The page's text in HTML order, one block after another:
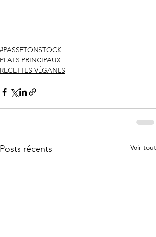
#PASSETONSTOCK
PLATS PRINCIPAUX
RECETTES VÉGANES
Posts récents Voir tout